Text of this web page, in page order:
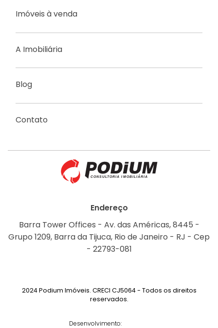
Imóveis à venda
A Imobiliária
Blog
Contato
Endereço
Barra Tower Offices - Av. das Américas, 8445 -
Grupo 1209, Barra da Tijuca, Rio de Janeiro - RJ - Cep
- 22793-081
2024 Podium Imóveis. CRECI CJ5064 - Todos os direitos
reservados.
Desenvolvimento: